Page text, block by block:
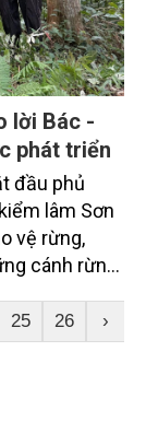
lời Bác -
phát triển
đầu phủ
lâm Sơn
vệ rừng,
cánh rừng
nếu mình
vẫn vẹn
đất cửa
25 26 ›